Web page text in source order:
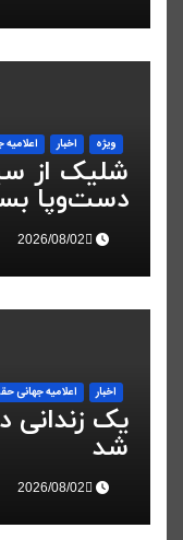
ویژه اخبار
شلیک از
دست‌وپا
ملی در البرز
اخبار اعلاميه جهانی
یک زندانی
شد